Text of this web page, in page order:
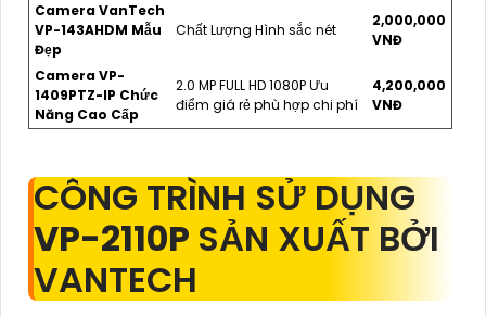
Camera VanTech
VP-143AHDM Mẫu
Đẹp
Chất Lượng Hình sắc nét
2,000,000
VNĐ
Camera VP-
1409PTZ-IP Chức
Năng Cao Cấp
2.0 MP FULL HD 1080P Ưu
điểm giá rẻ phù hợp chi phí
4,200,000
VNĐ
CÔNG TRÌNH SỬ DỤNG
VP-2110P SẢN XUẤT BỞI
VANTECH